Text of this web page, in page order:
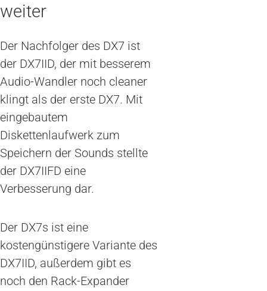
weiter
Der Nachfolger des DX7 ist
der DX7IID, der mit besserem
Audio-Wandler noch cleaner
klingt als der erste DX7. Mit
eingebautem
Diskettenlaufwerk zum
Speichern der Sounds stellte
der DX7IIFD eine
Verbesserung dar.
Der DX7s ist eine
kostengünstigere Variante des
DX7IID, außerdem gibt es
noch den Rack-Expander